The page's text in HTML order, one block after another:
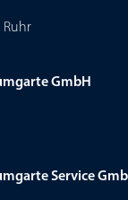
Ruhr
GmbH
Service